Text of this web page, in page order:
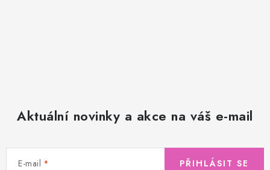
Aktuální novinky a akce na váš e-mail
E-mail PŘIHLÁSIT SE